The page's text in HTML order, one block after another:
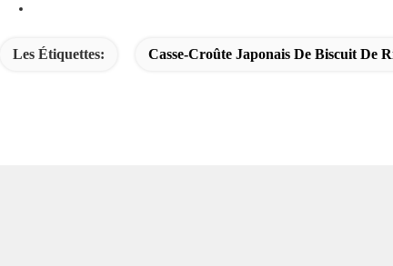
Les Étiquettes: Casse-Croûte Japonais De Biscuit De